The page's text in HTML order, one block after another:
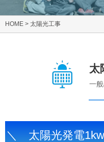
HOME > 太陽光工事
太
一
＼ 太陽光発電